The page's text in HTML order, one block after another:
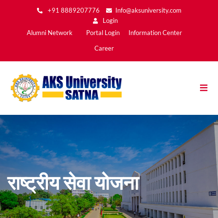
to
content
+91 8889207776
Info@aksuniversity.com
Login
Main
Alumni Network Portal Login Information Center
Career
राष्ट्रीय सेवा योजना